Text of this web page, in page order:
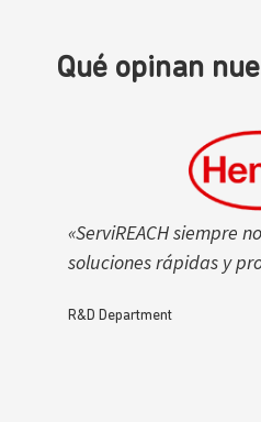
Qué opinan
«ServiREACH siempre
soluciones rápidas y
R&D Department